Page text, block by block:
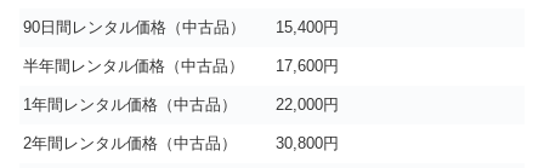
90日間レンタル価格（中古品） 15,400円
半年間レンタル価格（中古品） 17,600円
1年間レンタル価格（中古品） 22,000円
2年間レンタル価格（中古品） 30,800円